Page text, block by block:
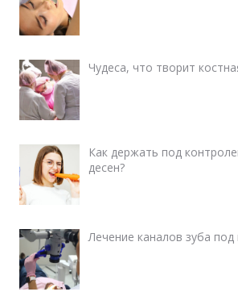
Чудеса, что творит
Как держать под
десен?
Лечение каналов зуба